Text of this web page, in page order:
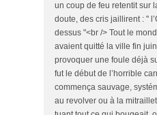
un coup de feu retentit sur
doute, des cris jaillirent : "
dessus "<br /> Tout le
avaient quitté la ville fin
provoquer une foule déjà
fut le début de l’horrible
commença sauvage,
au revolver ou à la